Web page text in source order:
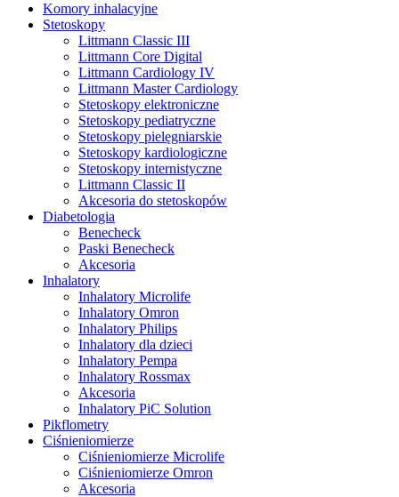
Komory inhalacyjne
Stetoskopy
Littmann Classic III
Littmann Core Digital
Littmann Cardiology IV
Littmann Master Cardiology
Stetoskopy elektroniczne
Stetoskopy pediatryczne
Stetoskopy pielęgniarskie
Stetoskopy kardiologiczne
Stetoskopy internistyczne
Littmann Classic II
Akcesoria do stetoskopów
Diabetologia
Benecheck
Paski Benecheck
Akcesoria
Inhalatory
Inhalatory Microlife
Inhalatory Omron
Inhalatory Philips
Inhalatory dla dzieci
Inhalatory Pempa
Inhalatory Rossmax
Akcesoria
Inhalatory PiC Solution
Pikflometry
Ciśnieniomierze
Ciśnieniomierze Microlife
Ciśnieniomierze Omron
Akcesoria